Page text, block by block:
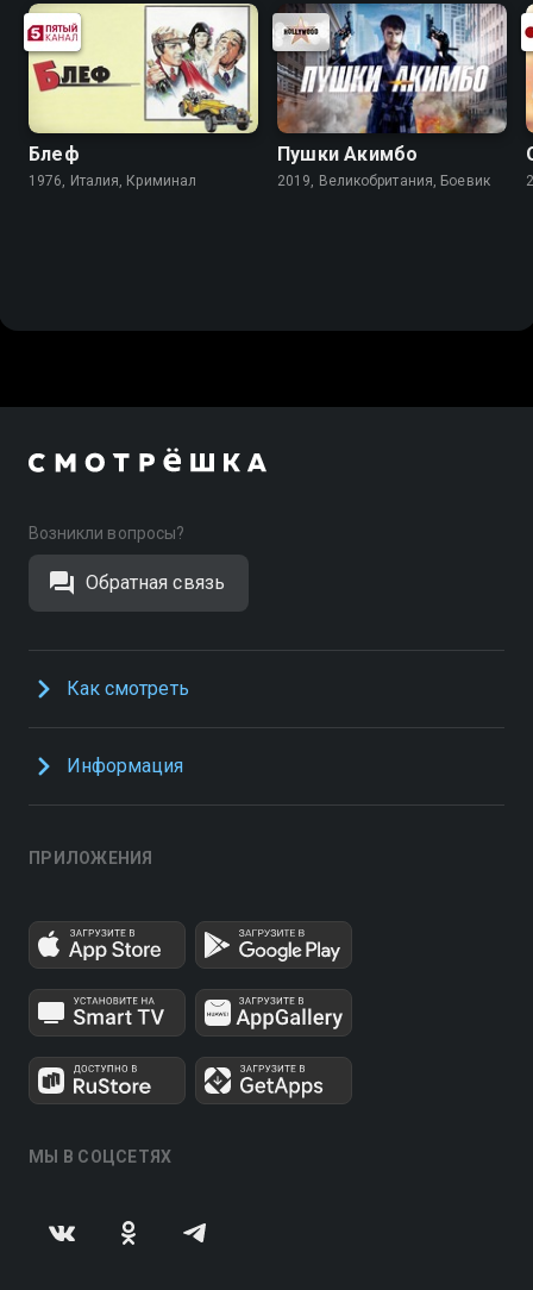
Блеф
1976, Италия, Криминал
Пушки Акимбо
2019, Великобритания, Боевик
Возникли вопросы?
Обратная связь
Как смотреть
Информация
ПРИЛОЖЕНИЯ
МЫ В СОЦСЕТЯХ